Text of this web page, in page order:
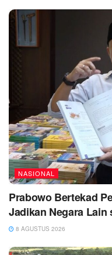
NASIONAL
Prabowo Bertekad
Jadikan Negara Lain
8 AGUSTUS 2026